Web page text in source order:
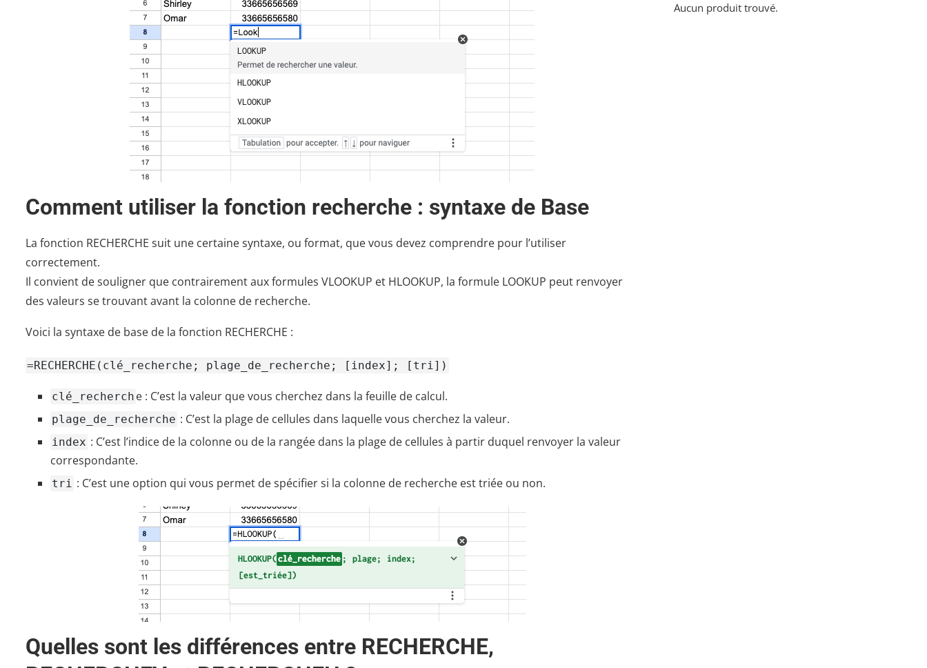
Comment utiliser la fonction recherche : syntaxe de Base
La fonction RECHERCHE suit une certaine syntaxe, ou format, que vous devez comprendre pour l’utiliser
correctement.
Il convient de souligner que contrairement aux formules VLOOKUP et HLOOKUP, la formule LOOKUP peut renvoyer
des valeurs se trouvant avant la colonne de recherche.
Voici la syntaxe de base de la fonction RECHERCHE :
=RECHERCHE(clé_recherche; plage_de_recherche; [index]; [tri])
clé_recherch e : C’est la valeur que vous cherchez dans la feuille de calcul.
plage_de_recherche : C’est la plage de cellules dans laquelle vous cherchez la valeur.
index : C’est l’indice de la colonne ou de la rangée dans la plage de cellules à partir duquel renvoyer la valeur
correspondante.
tri : C’est une option qui vous permet de spécifier si la colonne de recherche est triée ou non.
Quelles sont les différences entre RECHERCHE,
Aucun produit trouvé.